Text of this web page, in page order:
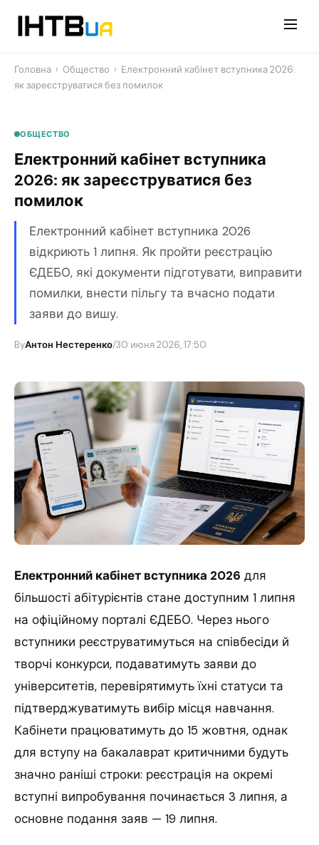
Головна › Общество › Електронний кабінет вступника 2026:
як зареєструватися без помилок
ОБЩЕСТВО
Електронний кабінет вступника
2026: як зареєструватися без
помилок
Електронний кабінет вступника 2026
відкриють 1 липня. Як пройти реєстрацію
ЄДЕБО, які документи підготувати, виправити
помилки, внести пільгу та вчасно подати
заяви до вишу.
ByАнтон Нестеренко/30 июня 2026, 17:50
Електронний кабінет вступника 2026 для
більшості абітурієнтів стане доступним 1 липня
на офіційному порталі ЄДЕБО. Через нього
вступники реєструватимуться на співбесіди й
творчі конкурси, подаватимуть заяви до
університетів, перевірятимуть їхні статуси та
підтверджуватимуть вибір місця навчання.
Кабінети працюватимуть до 15 жовтня, однак
для вступу на бакалаврат критичними будуть
значно раніші строки: реєстрація на окремі
вступні випробування починається 3 липня, а
основне подання заяв — 19 липня.